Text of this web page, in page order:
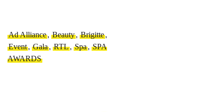
Ad Alliance, Beauty, Brigitte,
Event, Gala, RTL, Spa, SPA
AWARDS